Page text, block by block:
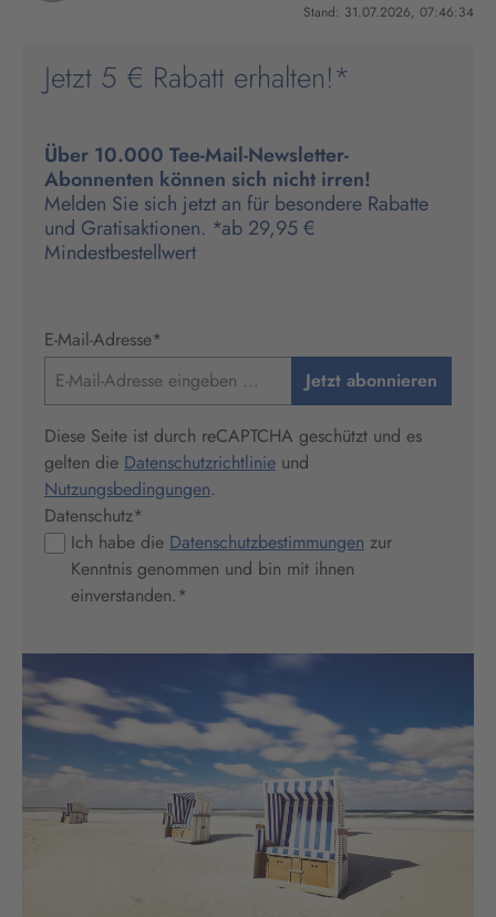
Stand: 31.07.2026, 07:46:34
Jetzt 5 € Rabatt erhalten!*
Über 10.000 Tee-Mail-Newsletter-
Abonnenten können sich nicht irren!
Melden Sie sich jetzt an für besondere Rabatte
und Gratisaktionen. *ab 29,95 €
Mindestbestellwert
E-Mail-Adresse*
Jetzt abonnieren
Diese Seite ist durch reCAPTCHA geschützt und es
gelten die Datenschutzrichtlinie und
Nutzungsbedingungen.
Datenschutz*
Ich habe die Datenschutzbestimmungen zur
Kenntnis genommen und bin mit ihnen
einverstanden.*